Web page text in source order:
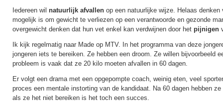
Iedereen wil natuurlijk afvallen op een natuurlijke wijze. Helaas
mogelijk is om gewicht te verliezen op een verantwoorde en gezonde
overgewicht denken dat hun vet enkel kan verdwijnen door het pijnigen
Ik kijk regelmatig naar Made op MTV. In het programma van deze
jongeren iets te bereiken. Ze hebben een droom. Ze willen bijvoorbeeld
probleem is vaak dat ze 20 kilo moeten afvallen in 60 dagen.
Er volgt een drama met een opgepompte coach, weinig eten, veel
proces een mentale instorting van de kandidaat. Na 60 dagen hebben
als ze het niet bereiken is het toch een succes.